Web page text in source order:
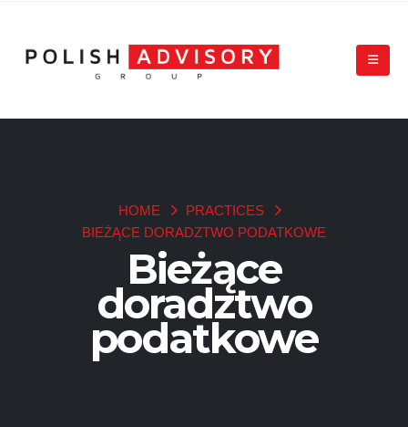
HOME
PRACTICES
BIEŻĄCE DORADZTWO PODATKOWE
Bieżące
doradztwo
podatkowe